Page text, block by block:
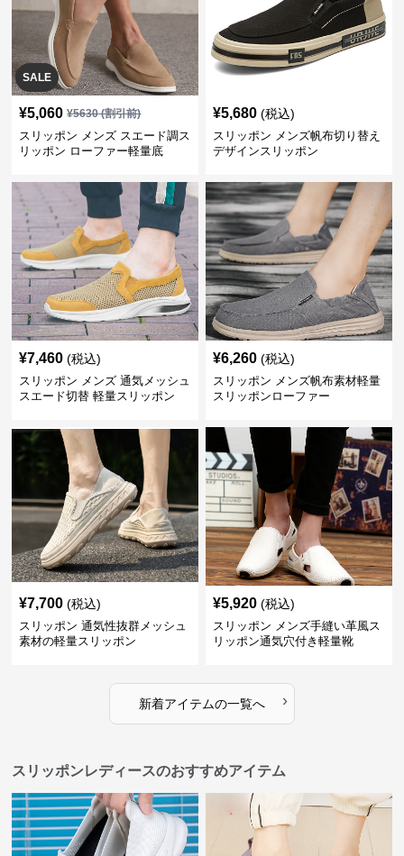
SALE
¥5,060 ¥5630(割引前)
スリッポン メンズ スエード調ス
リッポン ローファー軽量底
¥5,680 (税込)
スリッポン メンズ帆布切り替え
デザインスリッポン
¥7,460 (税込)
スリッポン メンズ 通気メッシュ
スエード切替 軽量スリッポン
¥6,260 (税込)
スリッポン メンズ帆布素材軽量
スリッポンローファー
¥7,700 (税込)
スリッポン 通気性抜群メッシュ
素材の軽量スリッポン
¥5,920 (税込)
スリッポン メンズ手縫い革風ス
リッポン通気穴付き軽量靴
新着アイテムの一覧へ ›
スリッポンレディースのおすすめアイテム